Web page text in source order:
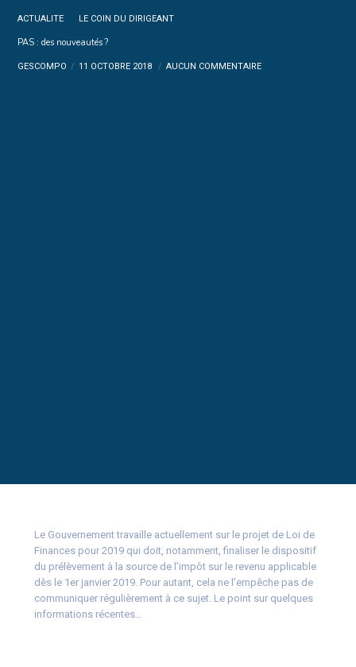
ACTUALITE LE COIN DU DIRIGEANT
PAS : des nouveautés ?
GESCOMPO 11 OCTOBRE 2018 AUCUN COMMENTAIRE
Le Gouvernement travaille actuellement sur le projet de Loi de
Finances pour 2019 qui doit, notamment, finaliser le dispositif
du prélèvement à la source de l’impôt sur le revenu applicable
dès le 1er janvier 2019. Pour autant, cela ne l’empêche pas de
communiquer régulièrement à ce sujet. Le point sur quelques
informations récentes…